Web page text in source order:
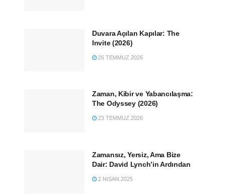
Duvara Açılan Kapılar: The
Invite (2026)
26 TEMMUZ 2026
Zaman, Kibir ve Yabancılaşma:
The Odyssey (2026)
23 TEMMUZ 2026
Zamansız, Yersiz, Ama Bize
Dair: David Lynch’in Ardından
2 NISAN 2025